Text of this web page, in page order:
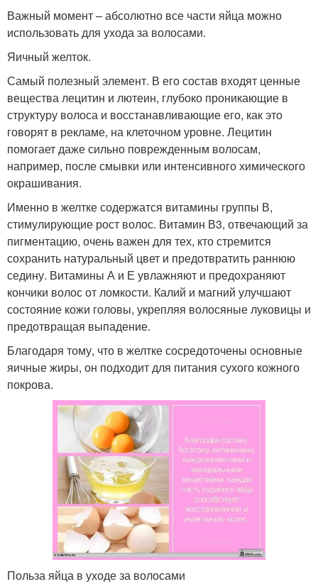
Важный момент – абсолютно все части яйца можно
использовать для ухода за волосами.
Яичный желток.
Самый полезный элемент. В его состав входят ценные
вещества лецитин и лютеин, глубоко проникающие в
структуру волоса и восстанавливающие его, как это
говорят в рекламе, на клеточном уровне. Лецитин
помогает даже сильно поврежденным волосам,
например, после смывки или интенсивного химического
окрашивания.
Именно в желтке содержатся витамины группы В,
стимулирующие рост волос. Витамин В3, отвечающий за
пигментацию, очень важен для тех, кто стремится
сохранить натуральный цвет и предотвратить раннюю
седину. Витамины А и Е увлажняют и предохраняют
кончики волос от ломкости. Калий и магний улучшают
состояние кожи головы, укрепляя волосяные луковицы и
предотвращая выпадение.
Благодаря тому, что в желтке сосредоточены основные
яичные жиры, он подходит для питания сухого кожного
покрова.
Польза яйца в уходе за волосами